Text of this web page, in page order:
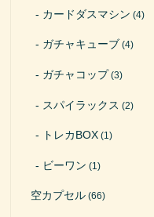
カードダスマシン (4)
ガチャキューブ (4)
ガチャコップ(3)
スパイラックス (2)
トレカBOX (1)
ビーワン (1)
空カプセル (66)